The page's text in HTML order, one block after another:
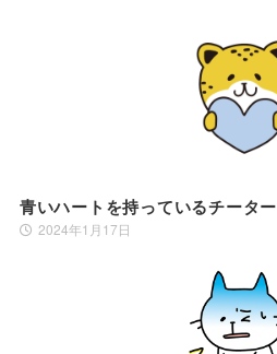
青いハートを持っているチーター
2024年1月17日